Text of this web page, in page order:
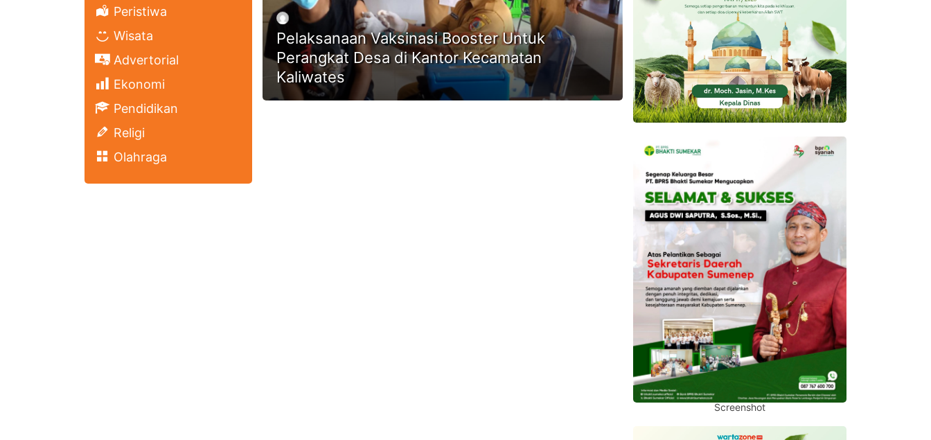
Peristiwa
Wisata
Advertorial
Ekonomi
Pendidikan
Religi
Olahraga
Pelaksanaan Vaksinasi Booster Untuk
Perangkat Desa di Kantor Kecamatan
Kaliwates
Screenshot